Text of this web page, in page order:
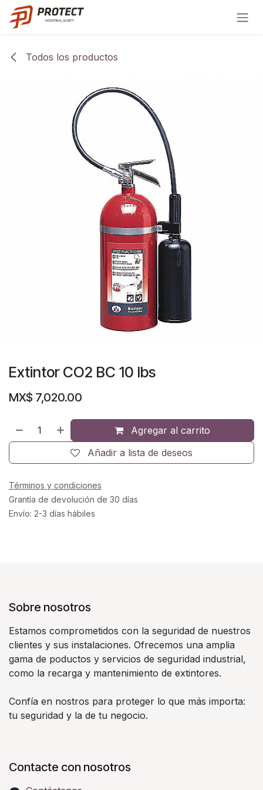
Ir al contenido
Todos los productos
Extintor CO2 BC 10 lbs
MX$ 7,020.00
Agregar al carrito
Añadir a lista de deseos
Términos y condiciones
Grantía de devolución de 30 días
Envío: 2-3 días hábiles
Sobre nosotros
Estamos comprometidos con la seguridad de nuestros
clientes y sus instalaciones. Ofrecemos una amplia
gama de poductos y servicios de seguridad industrial,
como la recarga y mantenimiento de extintores.
Confía en nostros para proteger lo que más importa:
tu seguridad y la de tu negocio.
Contacte con nosotros